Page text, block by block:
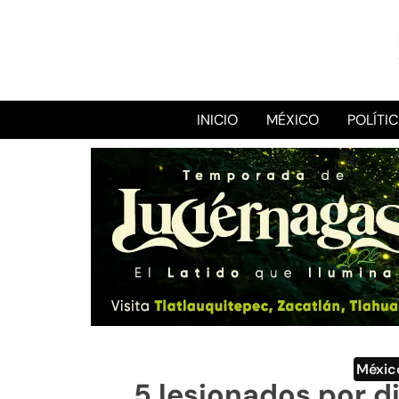
INICIO MÉXICO